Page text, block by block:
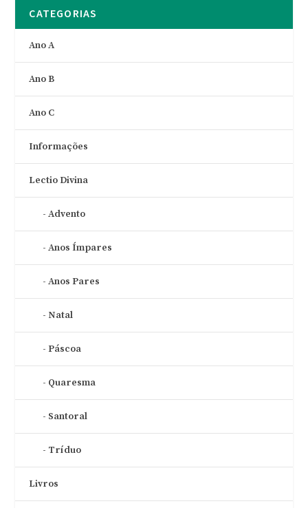
CATEGORIAS
Ano A
Ano B
Ano C
Informações
Lectio Divina
Advento
Anos Ímpares
Anos Pares
Natal
Páscoa
Quaresma
Santoral
Tríduo
Livros